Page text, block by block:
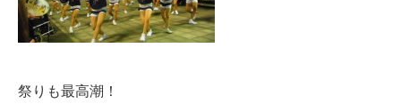
祭りも最高潮！